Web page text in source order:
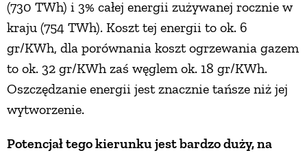
(730 TWh) i 3% całej energii zużywanej rocznie w
kraju (754 TWh). Koszt tej energii to ok. 6
gr/KWh, dla porównania koszt ogrzewania gazem
to ok. 32 gr/KWh zaś węglem ok. 18 gr/KWh.
Oszczędzanie energii jest znacznie tańsze niż jej
wytworzenie.
Potencjał tego kierunku jest bardzo duży, na
INNE